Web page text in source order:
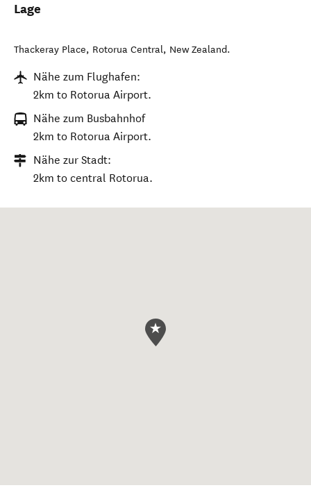
Lage
Thackeray Place, Rotorua Central, New Zealand.
Nähe zum Flughafen:
2km to Rotorua Airport.
Nähe zum Busbahnhof
2km to Rotorua Airport.
Nähe zur Stadt:
2km to central Rotorua.